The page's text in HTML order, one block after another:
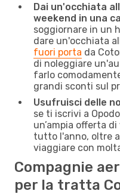
Dai un'occhiata
weekend in una
soggiornare in un
dare un'occhiata
fuori porta da
di noleggiare
farlo
grandi sconti sul
Usufruisci delle
se ti iscrivi a
un’ampia offerta
tutto l'anno, oltre
viaggiare con
Compagnie
per la tratta